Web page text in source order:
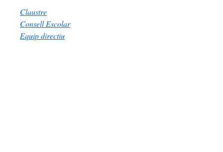
Claustre
Consell Escolar
Equip directiu